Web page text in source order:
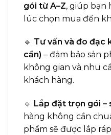
gói từ A–Z, giúp bạn
lúc chọn mua đến
🔹 Tư vấn và đo đạc
cần) – đảm bảo sản
không gian và nhu
khách hàng.
🔹 Lắp đặt trọn gói –
hàng không cần
phẩm sẽ được lắp